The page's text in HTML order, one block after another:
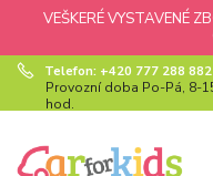
VEŠKERÉ VYSTAVENÉ
Telefon: +420 777 288 882
Provozní doba Po-Pá, 8-
hod.